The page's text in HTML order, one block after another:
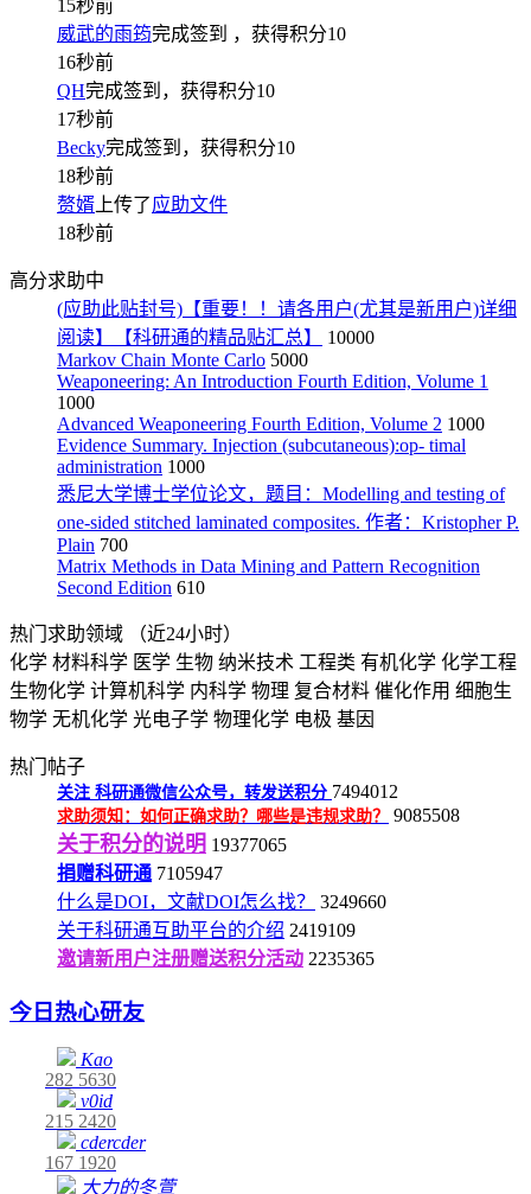
15秒前
威武的雨筠完成签到 ，获得积分10
16秒前
QH完成签到，获得积分10
17秒前
Becky完成签到，获得积分10
18秒前
赘婿 上传了应助文件
18秒前
高分求助中
(应助此贴封号)【重要！！请各用户(尤其是新用户)详细
阅读】【科研通的精品贴汇总】
10000
Markov Chain Monte Carlo 5000
Weaponeering: An Introduction Fourth Edition, Volume 1
1000
Advanced Weaponeering Fourth Edition, Volume 2 1000
Evidence Summary. Injection (subcutaneous):op- timal
administration 1000
悉尼大学博士学位论文，题目：Modelling and testing of
one-sided stitched laminated composites. 作者：Kristopher P.
Plain 700
Matrix Methods in Data Mining and Pattern Recognition
Second Edition 610
热门求助领域
（近24小时）
化学 材料科学 医学 生物 纳米技术 工程类 有机化学 化学工程
生物化学 计算机科学 内科学 物理 复合材料 催化作用 细胞生
物学 无机化学 光电子学 物理化学 电极 基因
热门帖子
关注 科研通微信公众号，转发送积分 7494012
求助须知：如何正确求助？哪些是违规求助？ 9085508
关于积分的说明 19377065
捐赠科研通 7105947
什么是DOI，文献DOI怎么找？
3249660
关于科研通互助平台的介绍 2419109
邀请新用户注册赠送积分活动 2235365
今日热心研友
Kao
282 5630
v0id
215 2420
cdercder
167 1920
大力的冬萱